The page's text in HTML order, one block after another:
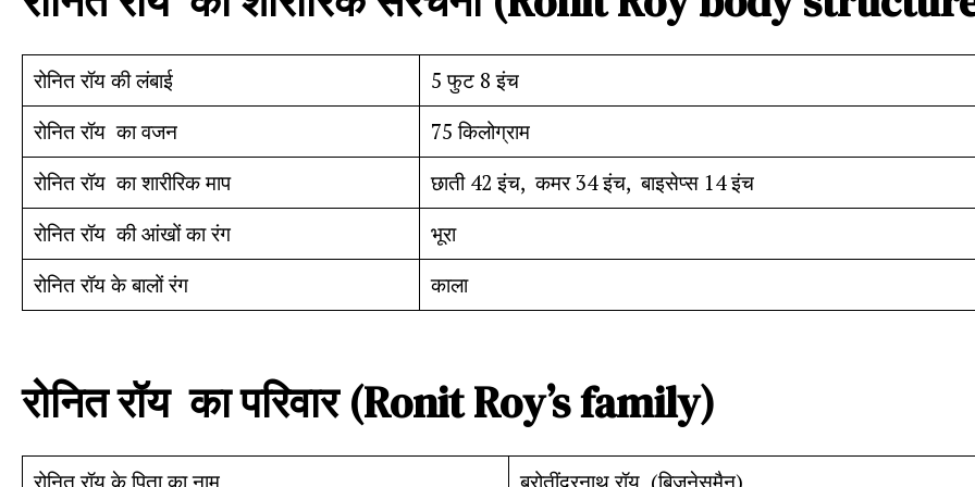
रोनित रॉय की लंबाई
5 फुट 8 इंच
रोनित रॉय का वजन
75 किलोग्राम
रोनित रॉय का शारीरिक माप
छाती 42 इंच, कमर 34 इंच, बाइसेप्स 14 इंच
रोनित रॉय की आंखों का रंग
भूरा
रोनित रॉय के बालों रंग
काला
रोनितरॉय कापरिवार(Ronit Roy’s family)
रोनित रॉय के पिता का नाम ब्रोतींद्रनाथ रॉय (बिजनेसमैन)